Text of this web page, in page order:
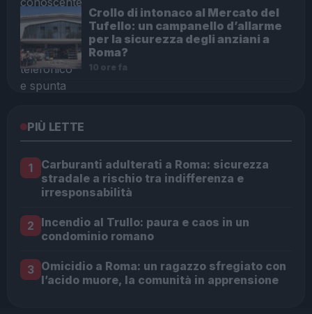
Crollo di intonaco al Mercato del
Tufello: un campanello d’allarme
per la sicurezza degli anziani a
Roma?
10 ore fa
PIÙ LETTE
1
Carburanti adulterati a Roma: sicurezza
stradale a rischio tra indifferenza e
irresponsabilità
2 Incendio al Trullo: paura e caos in un
condominio romano
3 Omicidio a Roma: un ragazzo sfregiato con
l’acido muore, la comunità in apprensione